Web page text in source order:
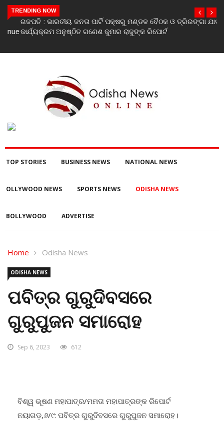
TRENDING NOW
ଗଜପତି : ଭାରତୀୟ ଜନତା ପାର୍ଟି ପକ୍ଷରୁ ମଣ୍ଡଳ ବୈଠକ ଓ ତ୍ରିରଙ୍ଗା ଯାତ୍ରା
କାର୍ଯ୍ୟକ୍ରମ ଅନୁଷ୍ଠିତ ଗଣେଶ କୁମାର ରାଜୁଙ୍କ ରିପୋର୍ଟ
ପବିତ୍ର ଗୁରୁଦିବସରେ
ଗୁରୁପୁଜନ ସମାରୋହ
ନୟାଗଡ଼,୬/୯: ପବିତ୍ର ଗୁରୁଦିବସରେ ଗୁରୁପୁଜନ ସମାରୋହ।
ଅବସରପ୍ରାପ୍ତ ତଥା ଅବହେଳିତ ଶିକ୍ଷକ ମାନଙ୍କୁ ଉଚିତ ସମ୍ମାନ